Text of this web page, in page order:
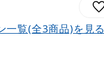
一覧(全3商品)を見る